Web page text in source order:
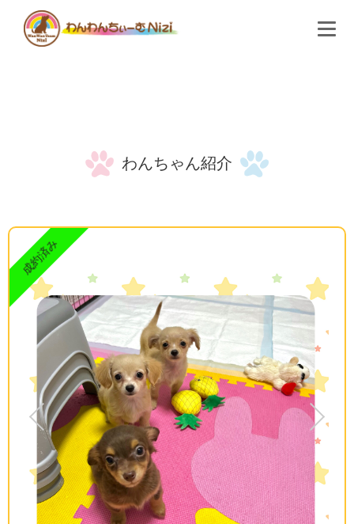
わんちゃん紹介
成約済み